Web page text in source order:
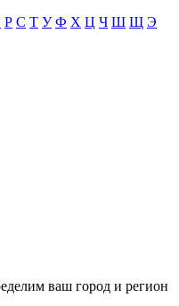
Р С Т У Ф Х Ц Ч Ш Щ Э
ваш город и регион